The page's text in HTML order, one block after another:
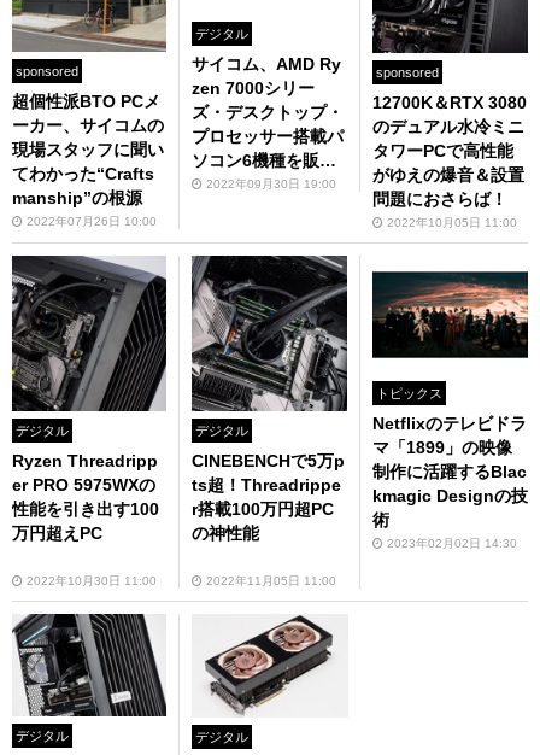
sponsored
超個性派BTO PCメ
ーカー、サイコムの
現場スタッフに聞い
てわかった“Crafts
manship”の根源
2022年07月26日 10:00
デジタル
サイコム、AMD Ry
zen 7000シリー
ズ・デスクトップ・
プロセッサー搭載パ
ソコン6機種を販売
開始2022年09月30日 19:00
sponsored
12700K＆RTX 3080
のデュアル水冷ミニ
タワーPCで高性能
がゆえの爆音＆設置
問題におさらば！
2022年10月05日 11:00
デジタル
Ryzen Threadripp
er PRO 5975WXの
性能を引き出す100
万円超えPC
2022年10月30日 11:00
デジタル
CINEBENCHで5万p
ts超！Threadrippe
r搭載100万円超PC
の神性能
2022年11月05日 11:00
トピックス
Netflixのテレビドラ
マ「1899」の映像
制作に活躍するBlac
kmagic Designの技
術
2023年02月02日 14:30
デジタル デジタル